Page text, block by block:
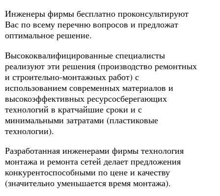
Инженеры фирмы бесплатно проконсультируют
Вас по всему перечню вопросов и предложат
оптимальное решение.
Высококвалифицированные специалисты
реализуют эти решения (производство ремонтных
и строительно-монтажных работ) с
использованием современных материалов и
высокоэффективных ресурсосберегающих
технологий в кратчайшие сроки и с
минимальными затратами (пластиковые
технологии).
Разработанная инженерами фирмы технология
монтажа и ремонта сетей делает предложения
конкурентоспособными по цене и качеству
(значительно уменьшается время монтажа).